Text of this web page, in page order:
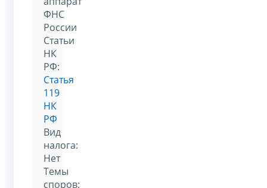
ФНС
России
Статьи
НК
РФ:
Статья
119
НК
РФ
Вид
налога:
Нет
Темы
споров: